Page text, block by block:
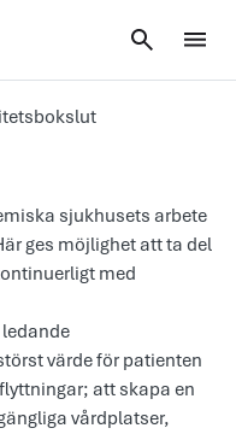
sjukhusets arbete
ges möjlighet att ta del
med
värde för patienten
att skapa en
vårdplatser,